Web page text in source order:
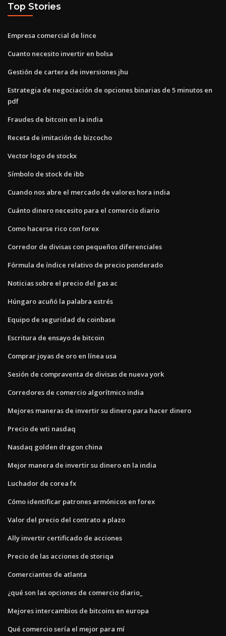
Top Stories
Empresa comercial de lince
Cuanto necesito invertir en bolsa
Gestión de cartera de inversiones jhu
Estrategia de negociación de opciones binarias de 5 minutos en
pdf
Fraudes de bitcoin en la india
Receta de imitación de bizcocho
Vector logo de stockx
Símbolo de stock de ibb
Cuando nos abre el mercado de valores hora india
Cuánto dinero necesito para el comercio diario
Como hacerse rico con forex
Corredor de divisas con pequeños diferenciales
Fórmula de índice relativo de precio ponderado
Noticias sobre el precio del gas ac
Húngaro acuñó la palabra estrés
Equipo de seguridad de coinbase
Escritura de ensayo de bitcoin
Comprar joyas de oro en línea usa
Sesión de compraventa de divisas de nueva york
Corredores de comercio algorítmico india
Mejores maneras de invertir su dinero para hacer dinero
Precio de wti nasdaq
Nasdaq golden dragon china
Mejor manera de invertir su dinero en la india
Luchador de corea fx
Cómo identificar patrones armónicos en forex
Valor del precio del contrato a plazo
Ally invertir certificado de acciones
Precio de las acciones de storiqa
Comerciantes de atlanta
¿qué son las opciones de comercio diario_
Mejores intercambios de bitcoins en europa
Qué comercio sería el mejor para mí